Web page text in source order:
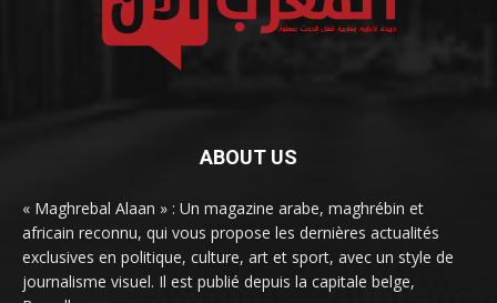
ABOUT US
« Maghrebal Alaan » : Un magazine arabe, maghrébin et
africain reconnu, qui vous propose les dernières actualités
exclusives en politique, culture, art et sport, avec un style de
journalisme visuel. Il est publié depuis la capitale belge,